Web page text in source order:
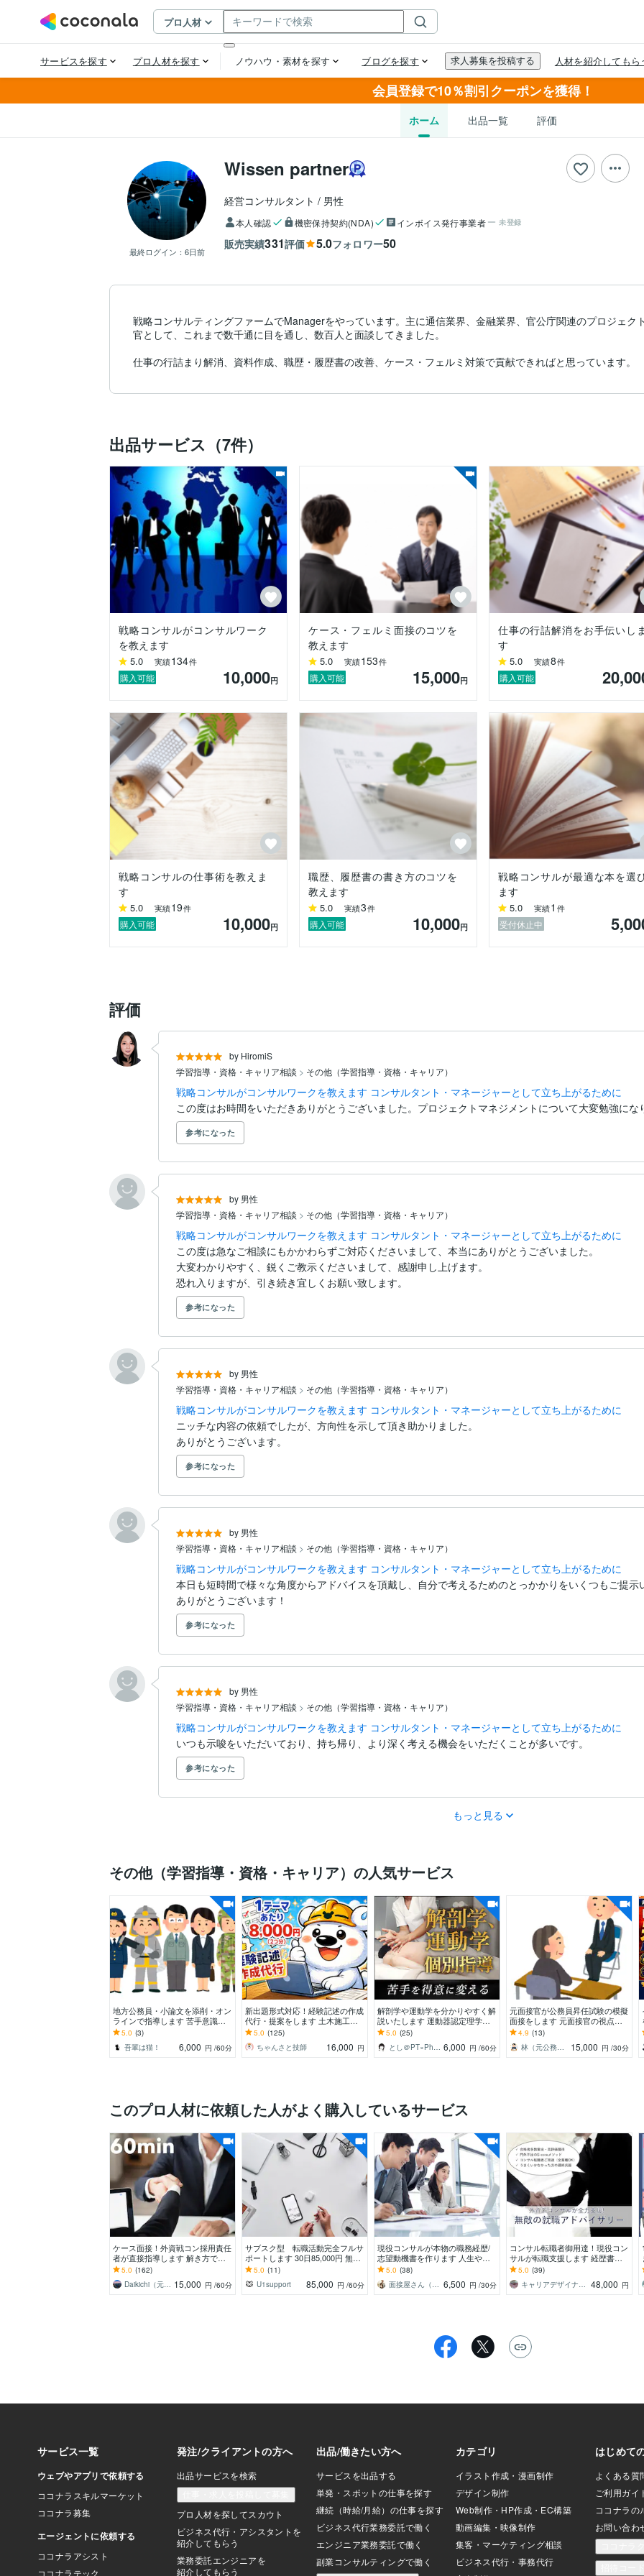
会員登録で10％割引クーポンを獲得！
ホーム 出品一覧 評価
最終ログイン： 6日前
Wissen partner
経営コンサルタント 男性
本人確認 機密保持契約(NDA) インボイス発行事業者 未登録
販売実績331評価 5.0フォロワー50
戦略コンサルティングファームでManagerをやっています。主に通信業界、金融業界、官公庁関連のプロジェク
官として、これまで数千通に目を通し、数百人と面談してきました。
仕事の行詰まり解消、資料作成、職歴・履歴書の改善、ケース・フェルミ対策で貢献できればと思っています。
出品サービス（7件）
戦略コンサルがコンサルワーク
を教えます
5.0 実績134件
購入可能 10,000円
ケース・フェルミ面接のコツを
教えます
5.0 実績153件
購入可能 15,000円
仕事の行詰解消をお手伝いし
す
5.0 実績8件
購入可能
戦略コンサルの仕事術を教えま
す
5.0 実績19件
購入可能 10,000円
職歴、履歴書の書き方のコツを
教えます
5.0 実績3件
購入可能 10,000円
戦略コンサルが最適な本を選
ます
5.0 実績1 件
受付休止中
評価
by HiromiS
学習指導・資格・キャリア相談 > その他（学習指導・資格・キャリア）
戦略コンサルがコンサルワークを教えます コンサルタント・マネージャーとして立ち上がるために
この度はお時間をいただきありがとうございました。プロジェクトマネジメントについて大変勉強に
参考になった
by 男性
学習指導・資格・キャリア相談 > その他（学習指導・資格・キャリア）
戦略コンサルがコンサルワークを教えます コンサルタント・マネージャーとして立ち上がるために
この度は急なご相談にもかかわらずご対応くださいまして、本当にありがとうございました。
大変わかりやすく、鋭くご教示くださいまして、感謝申し上げます。
恐れ入りますが、引き続き宜しくお願い致します。
参考になった
by 男性
学習指導・資格・キャリア相談 > その他（学習指導・資格・キャリア）
戦略コンサルがコンサルワークを教えます コンサルタント・マネージャーとして立ち上がるために
ニッチな内容の依頼でしたが、方向性を示して頂き助かりました。
ありがとうございます。
参考になった
by 男性
学習指導・資格・キャリア相談 > その他（学習指導・資格・キャリア）
戦略コンサルがコンサルワークを教えます コンサルタント・マネージャーとして立ち上がるために
本日も短時間で様々な角度からアドバイスを頂戴し、自分で考えるためのとっかかりをいくつもご提示
ありがとうございます！
参考になった
by 男性
学習指導・資格・キャリア相談 > その他（学習指導・資格・キャリア）
戦略コンサルがコンサルワークを教えます コンサルタント・マネージャーとして立ち上がるために
いつも示唆をいただいており、持ち帰り、より深く考える機会をいただくことが多いです。
参考になった
もっと見る
その他（学習指導・資格・キャリア）の人気サービス
地方公務員・小論文を添削・オン
ラインで指導します 苦手意識を
持つ方や初心者にも、懇切・丁寧
に指導します。
5.0 (3)
吾輩は猫！
6,000 円 /60分
新出題形式対応！経験記述の作成
代行・提案をします 土木施工管
理技士の経験記述が書けない方向
け※質問2つ分
5.0 (125)
ちゃんさと技師
16,000 円
解剖学や運動学を分かりやすく解
説いたします 運動器認定理学療
法士が図解を用いて説明いたしま
5.0 (25)
とし＠PT×Photographer 6,000 円 /60分
元面接官が公務員昇任試験の模擬
面接をします 元面接官の視点か
ら、効果的にアピールできるアド
バイスをします
4.9 (13)
林（元公務員－面接官・論文採点歴16年）
15,000 円 /30分
このプロ人材に依頼した人がよく購入しているサービス
ケース面接！外資戦コン採用責任
者が直接指導します 解き方では
なく考え方を。受験者視点ではな
く採用責任者視点を。
5.0 (162)
Daikichi（元面接責任者） 15,000 円 /60分
サブスク型 転職活動完全フルサ
ポートします 30日85,000円 無制
限で書類添削から面接まで対策
5.0 (11)
U1support
85,000 円 /60分
現役コンサルが本物の職務経歴/
志望動機書を作ります 人生や職
歴を一緒に振り返り、説得力のあ
るストーリーを作ります
5.0 (38)
面接屋さん（MBB／総合系／事業会社も 6,500 円 /30分
コンサル転職者御用達！現役コン
サルが転職支援します 経歴書作
成、面接対策を、門外不出の5ス
テップで支援します！
5.0 (39)
キャリアデザイナーY 米国TOP MBA 48,000 円